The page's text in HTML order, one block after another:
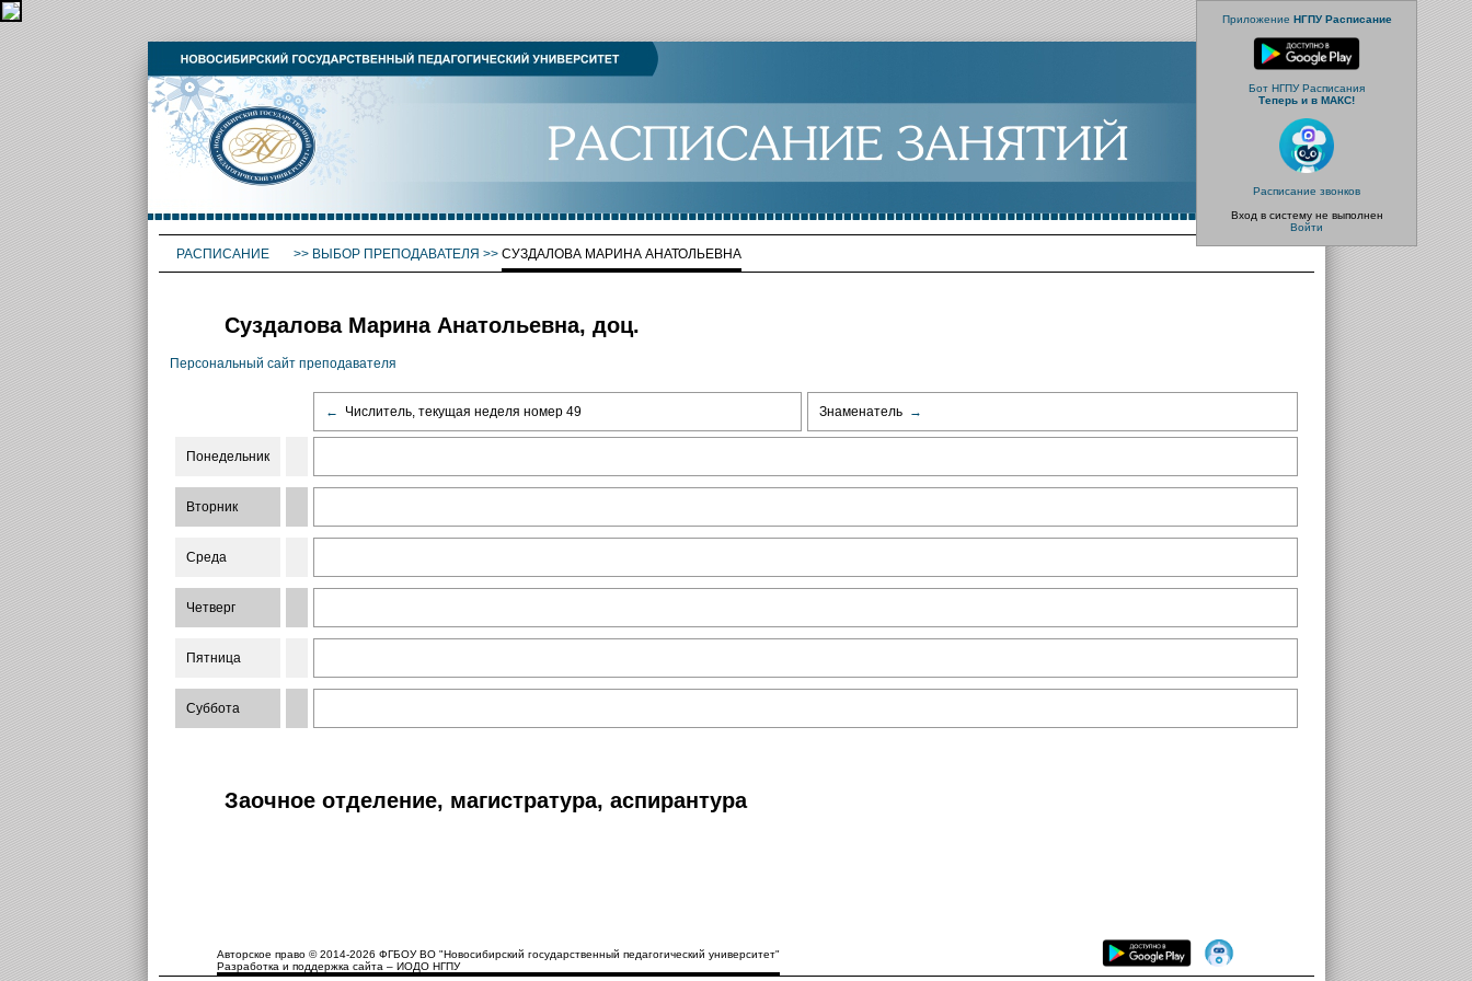
Приложение НГПУ Расписание
Бот НГПУ Расписания
Теперь и в МАКС!
Расписание звонков
Вход в систему не выполнен
Войти
РАСПИСАНИЕ >> ВЫБОР ПРЕПОДАВАТЕЛЯ >> СУЗДАЛОВА МАРИНА АНАТОЛЬЕВНА
Суздалова Марина Анатольевна, доц.
Персональный сайт преподавателя
← Числитель, текущая неделя номер 49 Знаменатель →
Понедельник
Вторник
Среда
Четверг
Пятница
Суббота
Заочное отделение, магистратура, аспирантура
Авторское право © 2014-2026 ФГБОУ ВО "Новосибирский государственный педагогический университет"
Разработка и поддержка сайта – ИОДО НГПУ